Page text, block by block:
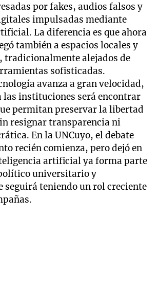
por fakes, audios falsos y
impulsadas mediante
La diferencia es que ahora
también a espacios locales y
alejados de
sofisticadas.
avanza a gran velocidad,
las instituciones será encontrar
permitan preservar la libertad
resignar transparencia ni
En la UNCuyo, el debate
recién comienza, pero dejó en
artificial ya forma parte
universitario y
seguirá teniendo un rol creciente